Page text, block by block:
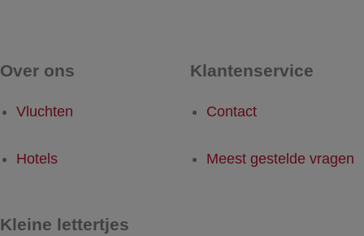
Over ons
Vluchten
Hotels
Klantenservice
Contact
Meest gestelde vragen
Kleine lettertjes